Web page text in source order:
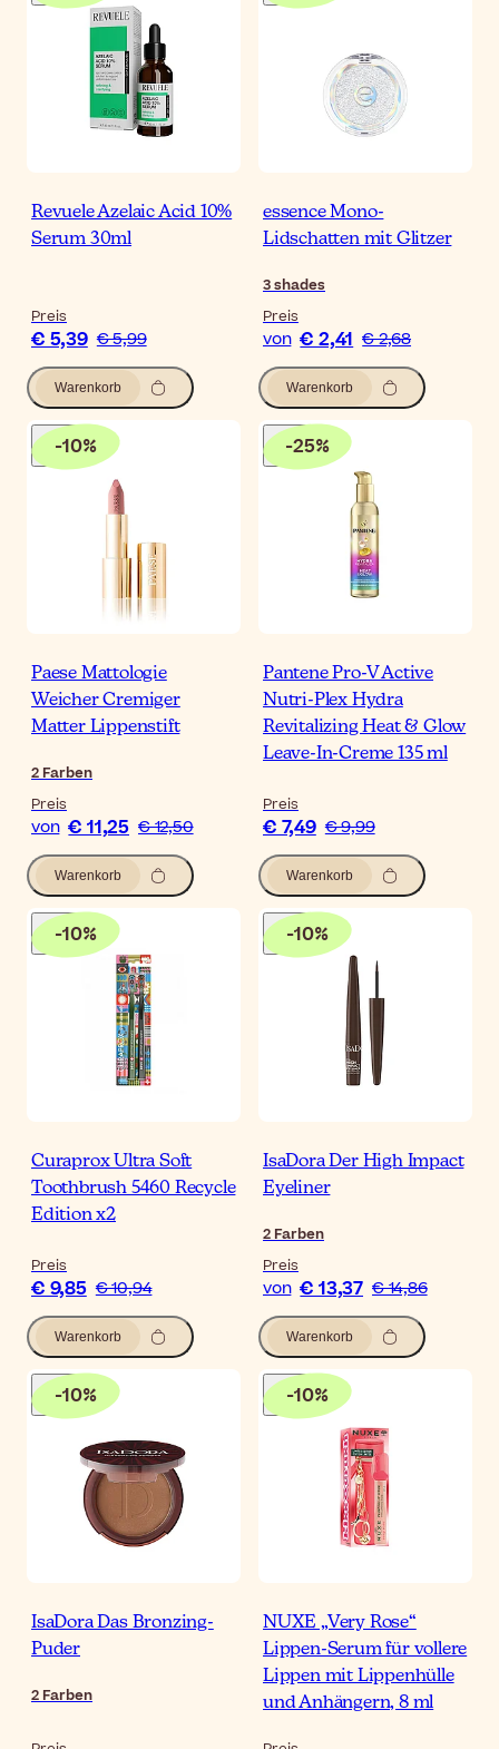
Revuele Azelaic Acid 10%
Serum 30ml
Preis
€ 5,39 € 5,99
Warenkorb
essence Mono-
Lidschatten mit Glitzer
3shades
Preis
von € 2,41 € 2,68
Warenkorb
-10%
Paese Mattologie
Weicher Cremiger
Matter Lippenstift
2 Farben
Preis
von € 11,25 € 12,50
Warenkorb
-25%
Pantene Pro-V Active
Nutri-Plex Hydra
Revitalizing Heat & Glow
Leave-In-Creme 135 ml
Preis
€ 7,49 € 9,99
Warenkorb
-10%
Curaprox Ultra Soft
Toothbrush 5460 Recycle
Edition x2
Preis
€ 9,85 € 10,94
Warenkorb
-10%
IsaDora Der High Impact
Eyeliner
2 Farben
Preis
von € 13,37 € 14,86
Warenkorb
-10%
IsaDora Das Bronzing-
Puder
2 Farben
-10%
NUXE „Very Rose“
Lippen-Serum für vollere
Lippen mit Lippenhülle
und Anhängern, 8 ml